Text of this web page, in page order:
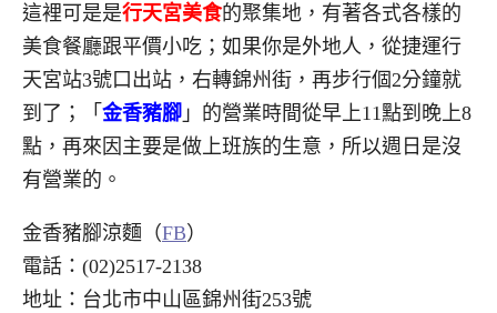
這裡可是是行天宮美食的聚集地，有著各式各樣的
美食餐廳跟平價小吃；如果你是外地人，從捷運行
天宮站3號口出站，右轉錦州街，再步行個2分鐘就
到了；「 金香豬腳 」的營業時間從早上11點到晚上8
點，再來因主要是做上班族的生意，所以週日是沒
有營業的。
金香豬腳涼麵（FB）
電話：(02)2517-2138
地址：台北市中山區錦州街253號